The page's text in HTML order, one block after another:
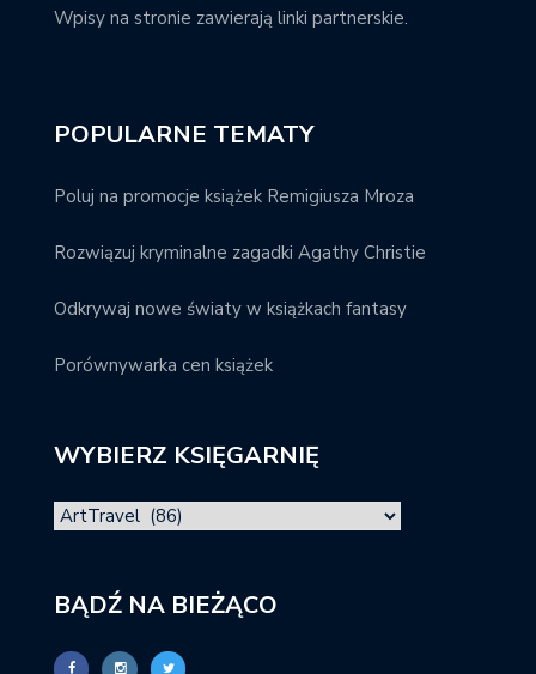
Wpisy na stronie zawierają linki partnerskie.
POPULARNE TEMATY
Poluj na promocje książek Remigiusza Mroza
Rozwiązuj kryminalne zagadki Agathy Christie
Odkrywaj nowe światy w książkach fantasy
Porównywarka cen książek
WYBIERZ KSIĘGARNIĘ
BĄDŹ NA BIEŻĄCO